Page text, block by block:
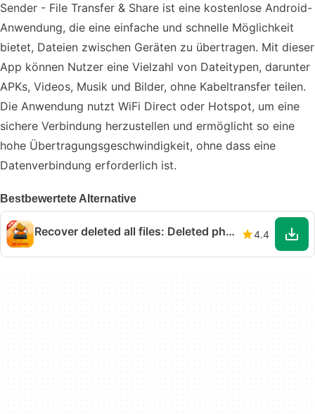
Sender - File Transfer & Share ist eine kostenlose Android-
Anwendung, die eine einfache und schnelle Möglichkeit
bietet, Dateien zwischen Geräten zu übertragen. Mit dieser
App können Nutzer eine Vielzahl von Dateitypen, darunter
APKs, Videos, Musik und Bilder, ohne Kabeltransfer teilen.
Die Anwendung nutzt WiFi Direct oder Hotspot, um eine
sichere Verbindung herzustellen und ermöglicht so eine
hohe Übertragungsgeschwindigkeit, ohne dass eine
Datenverbindung erforderlich ist.
Bestbewertete Alternative
Recover deleted all files: Deleted photo recovery 4.4